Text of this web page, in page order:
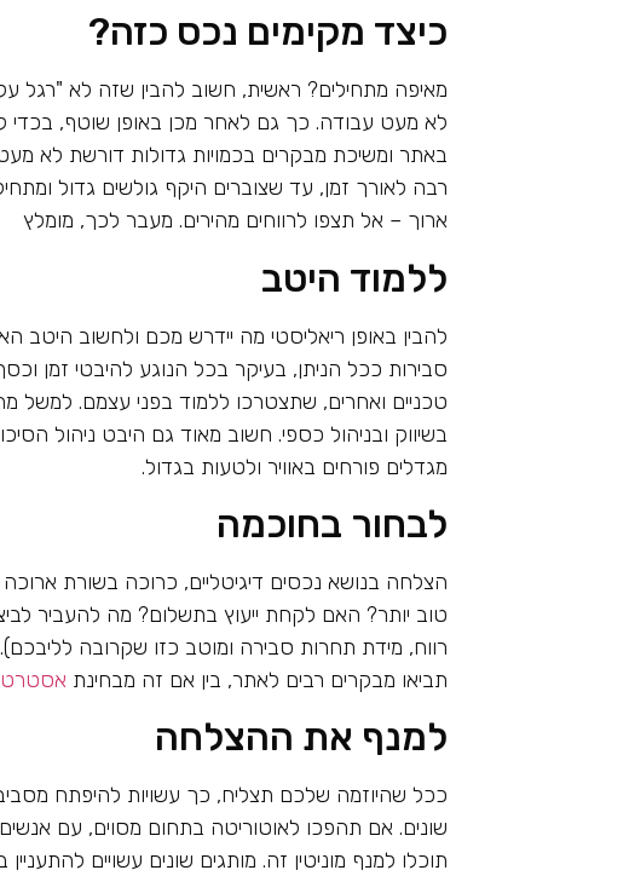
כיצד מקימים נכס כזה?
מאיפה מתחילים? ראשית, חשוב להבין שזה לא "רגל
לא מעט עבודה. כך גם לאחר מכן באופן שוטף, בכדי
באתר ומשיכת מבקרים בכמויות גדולות דורשת לא
רבה לאורך זמן, עד שצוברים היקף גולשים גדול
ארוך – אל תצפו לרווחים מהירים. מעבר לכך, מומלץ
ללמוד היטב
להבין באופן ריאליסטי מה יידרש מכם ולחשוב
סבירות ככל הניתן, בעיקר בכל הנוגע להיבטי זמן וכסף
טכניים ואחרים, שתצטרכו ללמוד בפני עצמם. למשל
בשיווק ובניהול כספי. חשוב מאוד גם היבט ניהול
מגדלים פורחים באוויר ולטעות בגדול.
לבחור בחוכמה
הצלחה בנושא נכסים דיגיטליים, כרוכה בשורת
טוב יותר? האם לקחת ייעוץ בתשלום? מה להעביר
רווח, מידת תחרות סבירה ומוטב כזו שקרובה
תביאו מבקרים רבים לאתר, בין אם זה מבחינת
למנף את ההצלחה
ככל שהיוזמה שלכם תצליח, כך עשויות להיפתח
שונים. אם תהפכו לאוטוריטה בתחום מסוים, עם
תוכלו למנף מוניטין זה. מותגים שונים עשויים